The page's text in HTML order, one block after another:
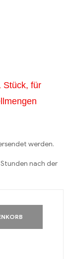
Stück, für
werden.
nach der